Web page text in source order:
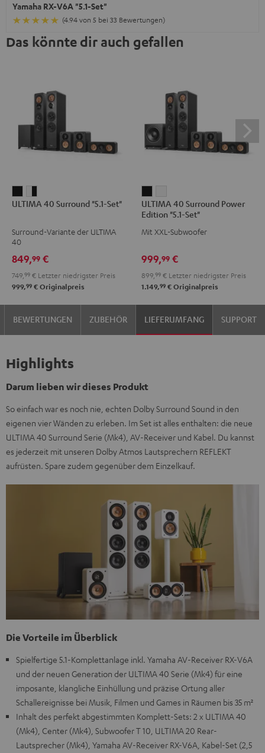
Yamaha RX-V6A "5.1-Set"
(4.94 von 5 bei 33 Bewertungen)
Das könnte dir auch gefallen
40
"5.1-
Schwarz
40
"5.1-
Weiß
/
Schwarz
ULTIMA 40 Surround "5.1-Set"
Surround-Variante der ULTIMA
40
849,99 €
749, 99 € Letzter niedrigster Preis
999,99 € Originalpreis
40
Surround
Power
"5.1-
Set"
Schwarz
40
Surround
Power
"5.1-
Set"
Weiß
ULTIMA 40 Surround Power
Edition "5.1-Set"
Mit XXL-Subwoofer
999,99 €
899, 99 € Letzter niedrigster Preis
1.149,99 € Originalpreis
BEWERTUNGEN ZUBEHÖR LIEFERUMFANG SUPPORT
Highlights
Darum lieben wir dieses Produkt
So einfach war es noch nie, echten Dolby Surround Sound in den
eigenen vier Wänden zu erleben. Im Set ist alles enthalten: die neue
ULTIMA 40 Surround Serie (Mk4), AV-Receiver und Kabel. Du kannst
es jederzeit mit unseren Dolby Atmos Lautsprechern REFLEKT
aufrüsten. Spare zudem gegenüber dem Einzelkauf.
Die Vorteile im Überblick
Spielfertige 5.1-Komplettanlage inkl. Yamaha AV-Receiver RX-V6A
und der neuen Generation der ULTIMA 40 Serie (Mk4) für eine
imposante, klangliche Einhüllung und präzise Ortung aller
Schallereignisse bei Musik, Filmen und Games in Räumen bis 35 m²
Inhalt des perfekt abgestimmten Komplett-Sets: 2 x ULTIMA 40
(Mk4), Center (Mk4), Subwoofer T 10, ULTIMA 20 Rear-
Lautsprecher (Mk4), Yamaha AV-Receiver RX-V6A, Kabel-Set (2,5